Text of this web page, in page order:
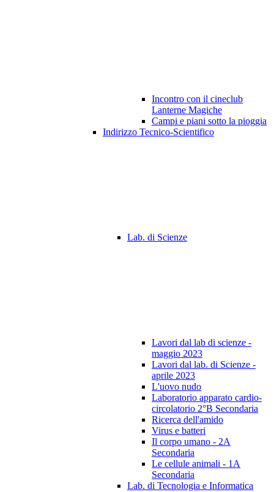
Incontro con il cineclub
Lanterne Magiche
Campi e piani sotto la pioggia
Indirizzo Tecnico-Scientifico
Lab. di Scienze
Lavori dal lab di scienze -
maggio 2023
Lavori dal lab. di Scienze -
aprile 2023
L'uovo nudo
Laboratorio apparato cardio-
circolatorio 2°B Secondaria
Ricerca dell'amido
Virus e batteri
Il corpo umano - 2A
Secondaria
Le cellule animali - 1A
Secondaria
Lab. di Tecnologia e Informatica